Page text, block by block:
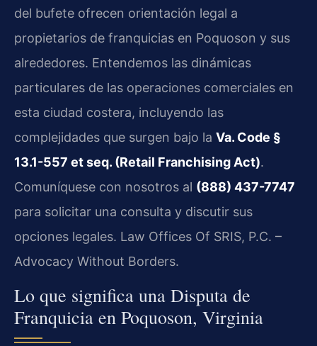
del bufete ofrecen orientación legal a
propietarios de franquicias en Poquoson y sus
alrededores. Entendemos las dinámicas
particulares de las operaciones comerciales en
esta ciudad costera, incluyendo las
complejidades que surgen bajo la Va. Code §
13.1-557 et seq. (Retail Franchising Act).
Comuníquese con nosotros al (888) 437-7747
para solicitar una consulta y discutir sus
opciones legales. Law Offices Of SRIS, P.C. –
Advocacy Without Borders.
Lo que significa una Disputa de
Franquicia en Poquoson, Virginia